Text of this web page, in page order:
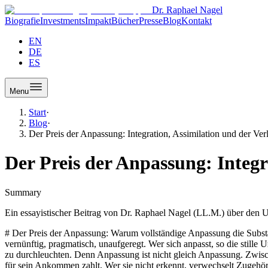
Dr. Raphael Nagel
BiografieInvestmentsImpaktBücherPresseBlogKontakt
EN
DE
ES
Menu
Start·
Blog·
Der Preis der Anpassung: Integration, Assimilation und der
Der Preis der Anpassung:
Summary
Ein essayistischer Beitrag von Dr. Raphael Nagel (LL.M.) über den
# Der Preis der Anpassung: Warum vollständige Anpassung die Substanz kostet, aus der Urteilskraft entsteht Die Rede von der Anpassung gehört zu den beliebtesten Formeln der Gegenwart. Sie klingt vernünftig, pragmatisch, unaufgeregt. Wer sich anpasst, so die stille Unterstellung, kommt voran, fügt sich ein, vermeidet Reibung. In meinem Buch WURZELN habe ich versucht, diese Formel ein wenig tiefer zu durchleuchten. Denn Anpassung ist nicht gleich Anpassung. Zwischen Integration und Assimilation verläuft eine Trennlinie, die nicht immer sichtbar ist, die aber über den Preis entscheidet, den ein Mensch für sein Ankommen zahlt. Wer sie nicht erkennt, verwechselt Zugehörigkeit mit Auflösung, und er tut das meist zu einem Zeitpunkt, an dem die Korrektur bereits schwierig geworden ist. ## Die zwei Worte und ihr Unterschied Integration und Assimilation werden im Alltag oft synonym gebraucht. Das ist ein sprachlicher Irrtum mit weitreichenden Folgen. Integration bedeutet, dass ein Mensch in einen Zusammenhang eintritt, die Regeln dieses Zusammenhangs erkennt, anerkennt und respektiert, ohne sich selbst darin aufzulösen. Er wird Teil eines Ganzen, ohne aufzuhören, eine eigene Größe zu sein. Assimilation hingegen bedeutet, dass diese eigene Größe abgegeben wird, zugunsten einer Angleichung, die keinen Rest mehr erlaubt. Der Assimilierte ist nicht mehr von seiner Umgebung zu unterscheiden, und er hat diesen Zustand mit dem Preis seiner Unterscheidbarkeit erkauft. Die Moderne bevorzugt, in ihrer ungeduldigsten Variante, die Assimilation. Sie sieht in Unterschieden Störungen, in Fremdheit ein Problem, in Mehrdeutigkeit eine Zumutung. Sie wünscht Menschen, die in jeden Raum eintreten können, ohne aufzufallen. Diese Sehnsucht ist verständlich, aber sie ist gefährlich. Denn was in Räumen nicht auffällt, verändert sie auch nicht. Wer vollständig angepasst ist, bringt nichts mehr mit, was der Ort nicht ohnehin schon hätte. Seine Anwesenheit wird redundant, noch bevor er ihren Wert bemerkt. ## Die Reibung, aus der Substanz entsteht Substanz ist ein altes Wort, das in der gegenwärtigen Ökonomie der Oberflächen wenig Platz findet. Es beschreibt jenen Kern eines Menschen, der sich nicht ohne Verlust wegdenken lässt. Substanz entsteht nicht durch Glätte. Sie entsteht durch Reibung. An einem Ort, an dem alles passt, wird nichts geprägt. An einem Ort, an dem nichts passt, zerbricht man. Zwischen diesen Extremen liegt der fruchtbare Raum des Dazwischen, in dem ein Mensch seine Herkunft in die neue Umgebung einbringt, ohne sie dort zu verstecken, und in dem die neue Umgebung ihn fordert, ohne ihn zu zerdrücken. Wer diese Reibung scheut, entscheidet sich oft unbewusst für die Assimilation. Er legt seinen Akzent ab, verschweigt seine Herkunftsgeschichten, verlernt die Sprache der Eltern, ordnet seine Möbel, seine Manieren und seine Witze den neuen Umständen unter. Der Gewinn ist kurzfristig spürbar: Er wird nicht mehr gefragt, woher er stammt. Der Verlust wird später spürbar, und er ist tiefer. Denn ohne Reibung fehlt das Material, an dem Urteilskraft sich schärft. Der glatt Angepasste kann gut funktionieren, aber er hat Mühe, zu unterscheiden, was er selbst denkt, von dem, was sein Milieu denkt. ## Kapitalallokatoren zwischen Welten Besonders deutlich wird diese Frage in jenen Berufsbildern, in denen Menschen dauerhaft in